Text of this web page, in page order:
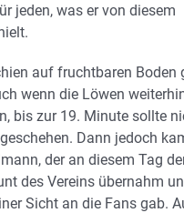
jeden, was er von diesem
auf fruchtbaren Boden
wenn die Löwen
bis zur 19. Minute sollte
Dann jedoch
der an diesem Tag
des Vereins übernahm
Sicht an die Fans gab.